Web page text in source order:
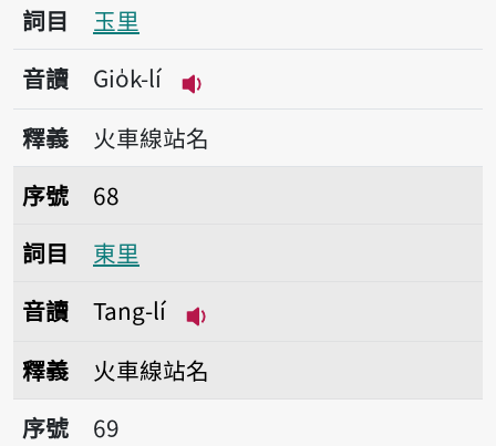
詞目
玉里
音讀
Gio̍k-lí
播放音讀Gio̍k-lí
釋義
火車線站名
序號68東里
序號
68
詞目
東里
音讀
Tang-lí
釋義
火車線站名
序號69東竹
序號
69